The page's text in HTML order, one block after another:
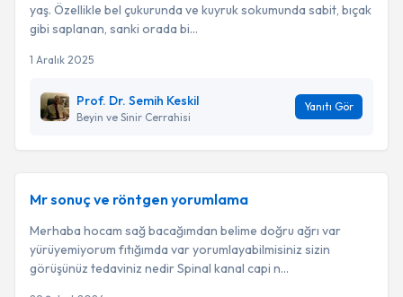
yaş. Özellikle bel çukurunda ve kuyruk sokumunda sabit, bıçak
gibi saplanan, sanki orada bi...
1 Aralık 2025
Prof. Dr. Semih Keskil
Beyin ve Sinir Cerrahisi
Yanıtı Gör
Mr sonuç ve röntgen yorumlama
Merhaba hocam sağ bacağımdan belime doğru ağrı var
yürüyemiyorum fıtığımda var yorumlayabilmisiniz sizin
görüşünüz tedaviniz nedir Spinal kanal capi n...